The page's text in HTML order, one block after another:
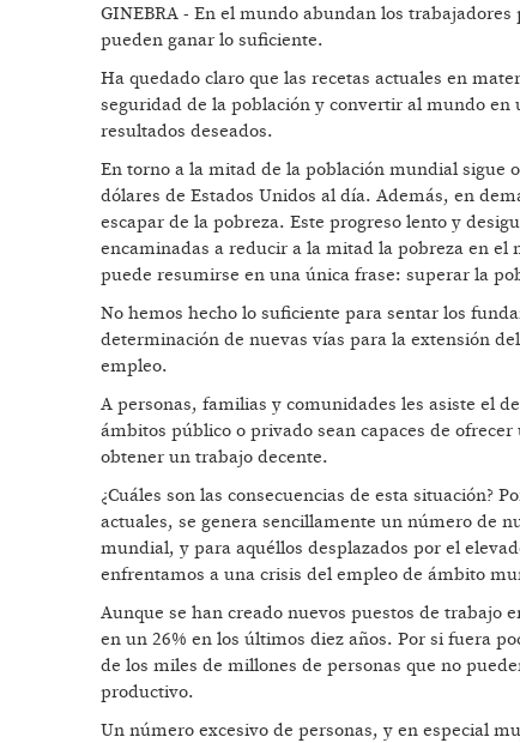
GINEBRA - En el mundo abundan los
pueden ganar lo suficiente.
Ha quedado claro que las recetas actuales en
seguridad de la población y convertir al mundo
resultados deseados.
En torno a la mitad de la población mundial sigue
dólares de Estados Unidos al día. Además, en
escapar de la pobreza. Este progreso lento y
encaminadas a reducir a la mitad la pobreza en
puede resumirse en una única frase: superar la
No hemos hecho lo suficiente para sentar los
determinación de nuevas vías para la extensión
empleo.
A personas, familias y comunidades les asiste el
ámbitos público o privado sean capaces de
obtener un trabajo decente.
¿Cuáles son las consecuencias de esta
actuales, se genera sencillamente un número de
mundial, y para aquéllos desplazados por el
enfrentamos a una crisis del empleo de ámbito
Aunque se han creado nuevos puestos de trabajo
en un 26% en los últimos diez años. Por si fuera
de los miles de millones de personas que no
productivo.
Un número excesivo de personas, y en especial